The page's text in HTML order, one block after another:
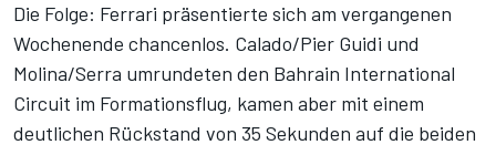
Die Folge: Ferrari präsentierte sich am vergangenen
Wochenende chancenlos. Calado/Pier Guidi und
Molina/Serra umrundeten den Bahrain International
Circuit im Formationsflug, kamen aber mit einem
deutlichen Rückstand von 35 Sekunden auf die beiden